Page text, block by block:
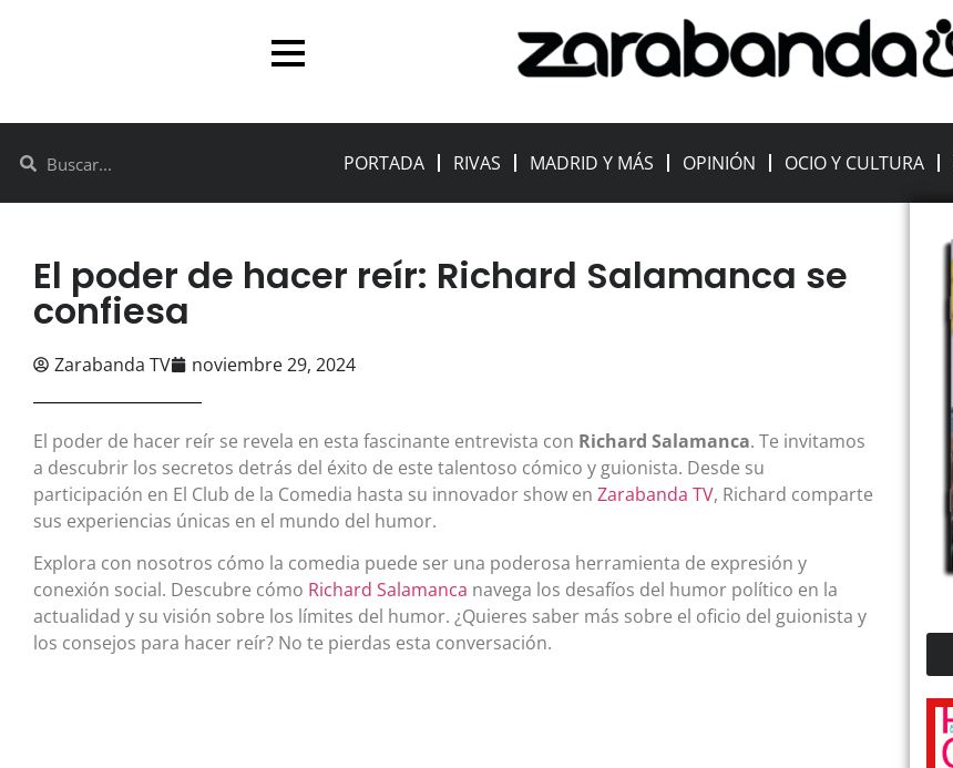
PORTADA RIVAS MADRID Y MÁS OPINIÓN OCIO Y CULTURA
El poder de hacer reír: Richard Salamanca se
confiesa
Zarabanda TV noviembre 29, 2024
El poder de hacer reír se revela en esta fascinante entrevista con Richard Salamanca. Te invitamos
a descubrir los secretos detrás del éxito de este talentoso cómico y guionista. Desde su
participación en El Club de la Comedia hasta su innovador show en Zarabanda TV, Richard comparte
sus experiencias únicas en el mundo del humor.
Explora con nosotros cómo la comedia puede ser una poderosa herramienta de expresión y
conexión social. Descubre cómo Richard Salamanca navega los desafíos del humor político en la
actualidad y su visión sobre los límites del humor. ¿Quieres saber más sobre el oficio del guionista y
los consejos para hacer reír? No te pierdas esta conversación.